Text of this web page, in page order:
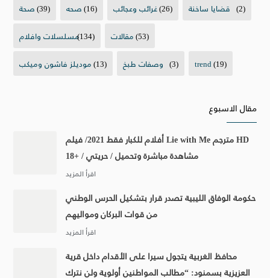
صحة(39) صحه(16) غرائب وعجائب(26) قضايا ساخنة (2)
مسلسلات وافلام(134) مقالات(53)
موديلز فاشون وميكب(13) وصفات طبخ (3) trend(19)
مقال الاسبوع
أفلام للكبار فقط 2021/ فيلم Lie with Me مترجم HD
مشاهدة مباشرة وتحميل / حريتي / +18
حكومة الوفاق الليبية تصدر قرار بتشكيل الحرس الوطني
من قوات البركان ومواليهم
محافظ الغربية يتجول سيرا على الأقدام داخل قرية
العزيزية بسمنود: “مطالب المواطنين أولوية ولن نترك